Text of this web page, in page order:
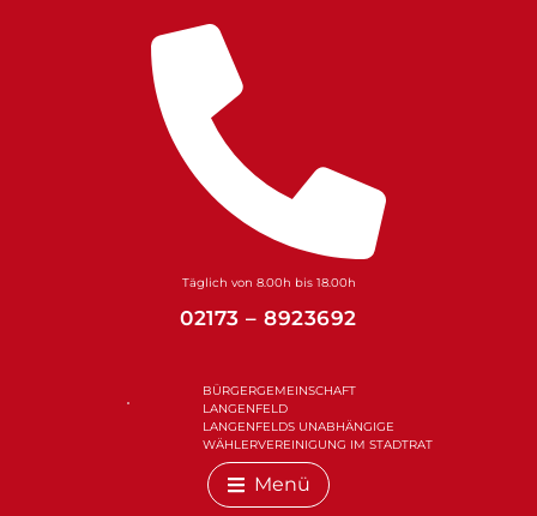
Täglich von 8.00h bis 18.00h
02173 – 8923692
BÜRGERGEMEINSCHAFT
LANGENFELD
LANGENFELDS UNABHÄNGIGE
WÄHLERVEREINIGUNG IM STADTRAT
Menü